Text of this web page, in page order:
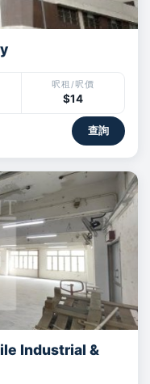
呎租/呎價
$14
查詢
Industrial &